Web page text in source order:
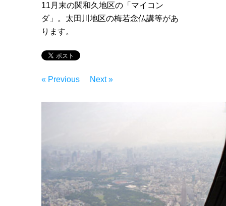
11月末の関和久地区の「マイコン
ダ」。太田川地区の梅若念仏講等があ
ります。
« Previous Next »